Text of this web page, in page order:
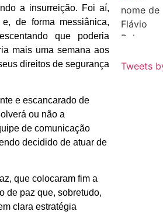
a insurreição. Foi aí,
de forma messiânica,
que poderia
mais uma semana aos
direitos de segurança
e escancarado de
ou não a
de comunicação
decidido de atuar de
que colocaram fim a
de paz que, sobretudo,
clara estratégia
Tweets